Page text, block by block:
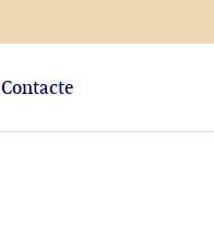
Contacte